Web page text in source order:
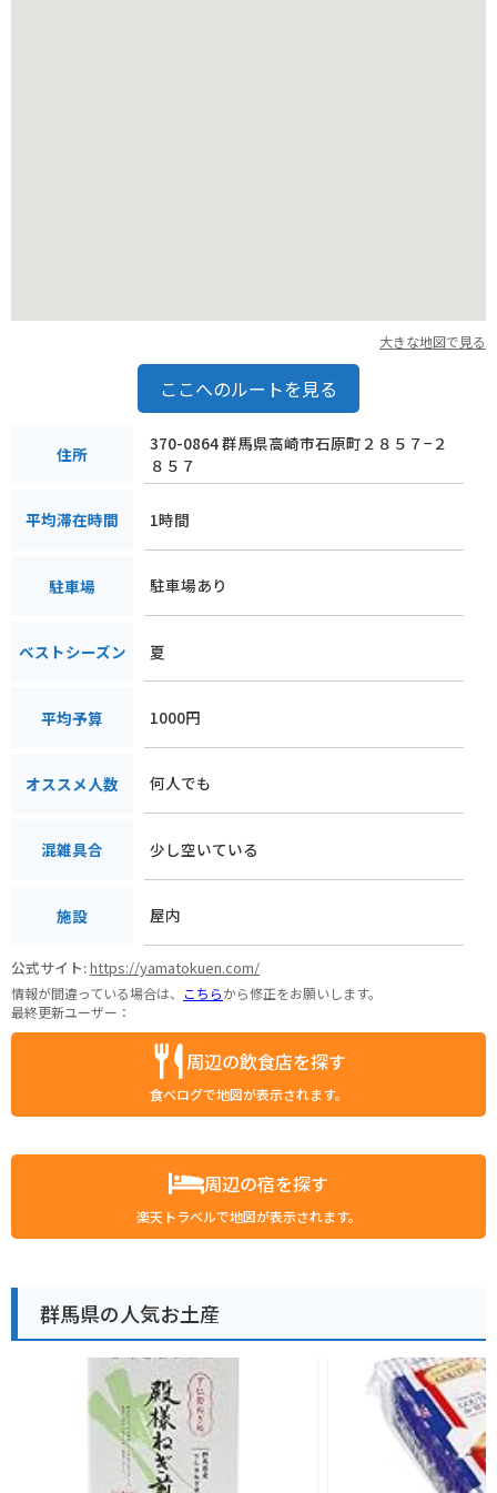
大きな地図で見る
ここへのルートを見る
住所
370-0864 群馬県高崎市石原町２８５７−２
８５７
平均滞在時間 1時間
駐車場 駐車場あり
ベストシーズン 夏
平均予算 1000円
オススメ人数 何人でも
混雑具合 少し空いている
施設 屋内
公式サイト:https://yamatokuen.com/
情報が間違っている場合は、 こちらから修正をお願いします。
最終更新ユーザー：
周辺の飲食店を探す
食べログで地図が表示されます。
周辺の宿を探す
楽天トラベルで地図が表示されます。
群馬県の人気お土産